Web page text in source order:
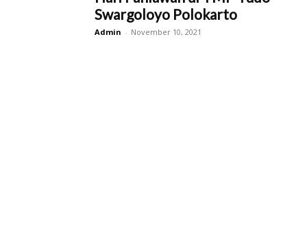
Swargoloyo Polokarto
Admin - November 10, 2021